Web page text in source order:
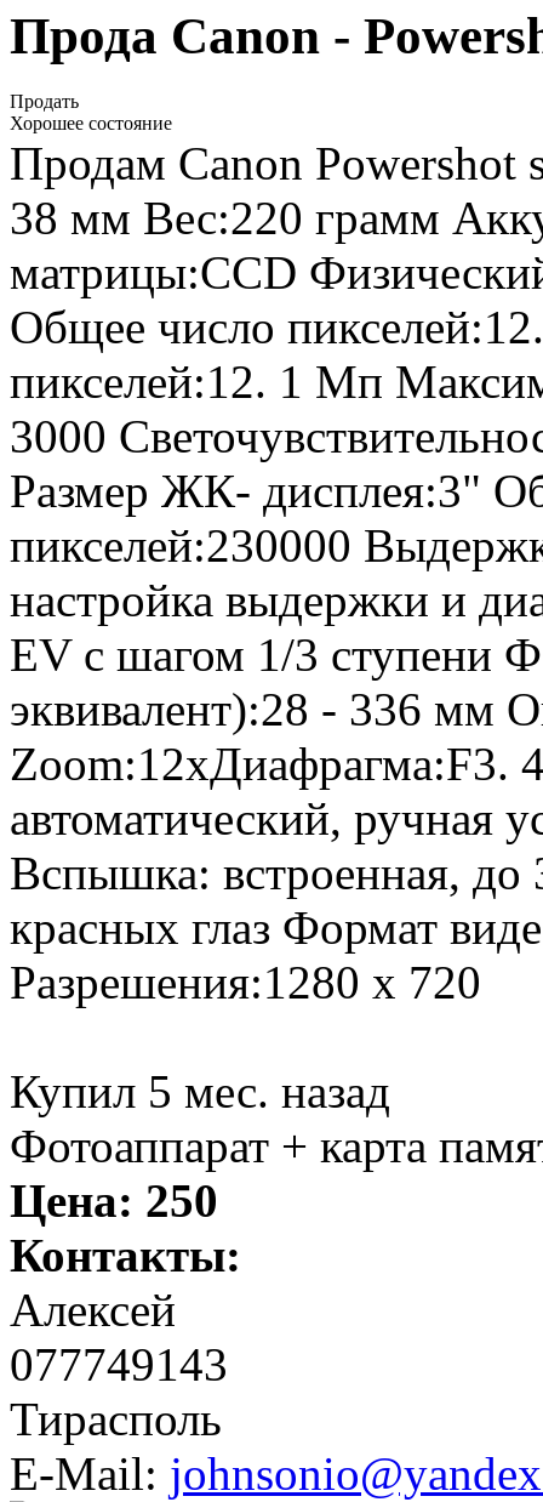
Прода Canon -
Продать
Хорошее состояние
Продам Canon Powershot
38 мм Вес:220 грамм
матрицы:СCD
Общее число
пикселей:12. 1 Мп
3000
Размер ЖК- дисплея:3"
пикселей:230000
настройка выдержки и
EV с шагом 1/3 ступени
эквивалент):28 - 336 мм
Zoom:12xДиафрагма:F3.
автоматический, ручная
Вспышка: встроенная, до
красных глаз Формат
Разрешения:1280 x 720
Купил 5 мес. назад
Фотоаппарат + карта
Цена: 250
Контакты:
Алексей
077749143
Тирасполь
E-Mail: